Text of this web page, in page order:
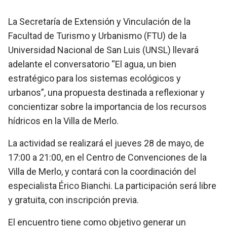
La Secretaría de Extensión y Vinculación de la
Facultad de Turismo y Urbanismo (FTU) de la
Universidad Nacional de San Luis (UNSL) llevará
adelante el conversatorio “El agua, un bien
estratégico para los sistemas ecológicos y
urbanos”, una propuesta destinada a reflexionar y
concientizar sobre la importancia de los recursos
hídricos en la Villa de Merlo.
La actividad se realizará el jueves 28 de mayo, de
17:00 a 21:00, en el Centro de Convenciones de la
Villa de Merlo, y contará con la coordinación del
especialista Érico Bianchi. La participación será libre
y gratuita, con inscripción previa.
El encuentro tiene como objetivo generar un